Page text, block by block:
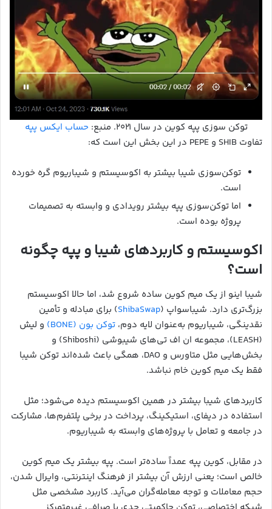
توکن سوزی پپه کوین در سال ۲۰۲۱. منبع:
حساب ایکس پپه
تفاوت SHIB و PEPE در این بخش این است که:
توکن‌سوزی شیبا بیشتر به اکوسیستم و شیباریوم گره خورده
است.
اما توکن‌سوزی پپه بیشتر رویدادی و وابسته به تصمیمات
پروژه بوده است.
اکوسیستم و کاربردهای شیبا و پپه چگونه
است؟
شیبا اینو از یک میم کوین ساده شروع شد، اما حالا اکوسیستم
بزرگ‌تری دارد. شیباسواپ (ShibaSwap) برای مبادله و تأمین
نقدینگی، شیباریوم به‌عنوان لایه دوم، توکن‌ بون (BONE)
و لیش
(LEASH)، مجموعه ان اف تی‌های شیبوشی (Shiboshi) و
بخش‌هایی مثل متاورس و DAO، همگی باعث شده‌اند توکن شیبا
فقط یک میم کوین خام نباشد.
کاربردهای شیبا بیشتر در همین اکوسیستم دیده می‌شود؛ مثل
استفاده در دیفای، استیکینگ، پرداخت در برخی پلتفرم‌ها، مشارکت
در جامعه و تعامل با پروژه‌های وابسته به شیباریوم.
در مقابل، کوین پپه عمداً ساده‌تر است. پپه بیشتر یک میم کوین
خالص است؛ یعنی ارزش آن بیشتر از فرهنگ اینترنتی، وایرال شدن،
حجم معاملات و توجه معامله‌گران می‌آید. کاربرد مشخصی مثل